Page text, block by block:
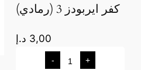
كفر ايربودز 3 (رمادي)
3,00 د.إ
- +